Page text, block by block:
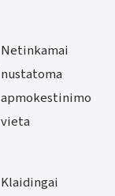
Netinkamai
nustatoma
apmokestinimo
vieta
Klaidingai